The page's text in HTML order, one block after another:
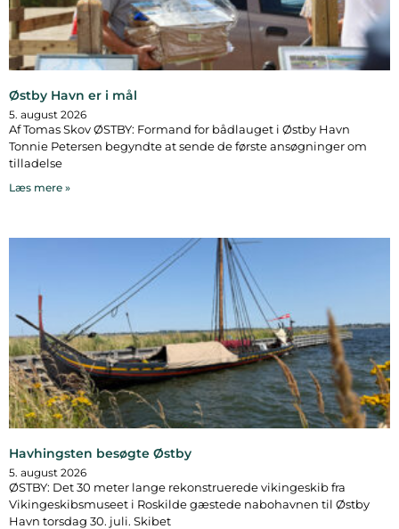
Østby Havn er i mål
5. august 2026
Af Tomas Skov ØSTBY: Formand for bådlauget i Østby Havn
Tonnie Petersen begyndte at sende de første ansøgninger om
tilladelse
Læs mere »
Havhingsten besøgte Østby
5. august 2026
ØSTBY: Det 30 meter lange rekonstruerede vikingeskib fra
Vikingeskibsmuseet i Roskilde gæstede nabohavnen til Østby
Havn torsdag 30. juli. Skibet